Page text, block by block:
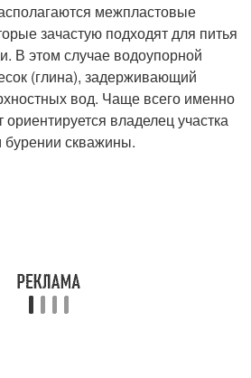
межпластовые
зачастую подходят для питья
В этом случае водоупорной
(глина), задерживающий
вод. Чаще всего именно
владелец участка
бурении скважины.